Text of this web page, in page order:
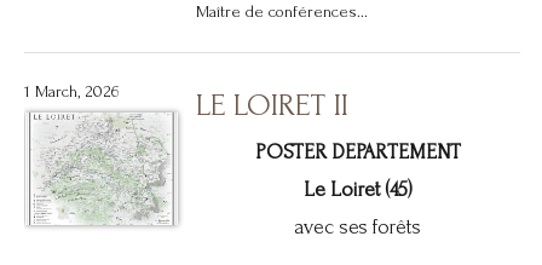
Maître de conférences...
1 March, 2026 LE LOIRET II
POSTER DEPARTEMENT
Le Loiret (45)
avec ses forêts